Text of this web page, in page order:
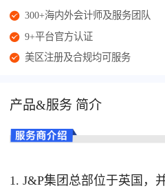
300+海内外会计师及服务团队
9+平台官方认证
美区注册及合规均可服务
产品&服务 简介
1. J&P集团总部位于英国，